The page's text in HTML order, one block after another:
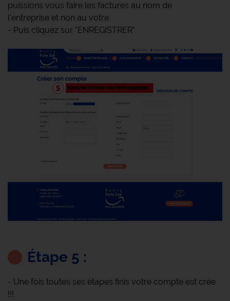
puissions vous faire les factures au nom de
l'entreprise et non au votre.
- Puis cliquez sur "ENREGISTRER"
Étape 5 :
- Une fois toutes ses étapes finis votre compte est crée
!!!